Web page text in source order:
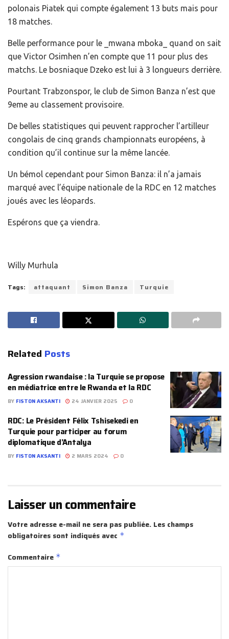
polonais Piatek qui compte également 13 buts mais pour
18 matches.
Belle performance pour le _mwana mboka_ quand on sait
que Victor Osimhen n’en compte que 11 pour plus des
matchs. Le bosniaque Dzeko est lui à 3 longueurs derrière.
Pourtant Trabzonspor, le club de Simon Banza n’est que
9eme au classement provisoire.
De belles statistiques qui peuvent rapprocher l’artilleur
congolais de cinq grands championnats européens, à
condition qu’il continue sur la même lancée.
Un bémol cependant pour Simon Banza: il n’a jamais
marqué avec l’équipe nationale de la RDC en 12 matches
joués avec les léopards.
Espérons que ça viendra.
Willy Murhula
Tags: attaquant Simon Banza Turquie
Related Posts
Agression rwandaise : la Turquie se propose
en médiatrice entre le Rwanda et la RDC
BY FISTON AKSANTI 24 JANVIER 2025 0
RDC: Le Président Félix Tshisekedi en
Turquie pour participer au forum
diplomatique d’Antalya
BY FISTON AKSANTI 2 MARS 2024 0
Laisser un commentaire
Votre adresse e-mail ne sera pas publiée. Les champs
obligatoires sont indiqués avec *
Commentaire *